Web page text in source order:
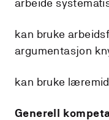
arbeide
kan bruke
argumentasjon
kan bruke
Generell